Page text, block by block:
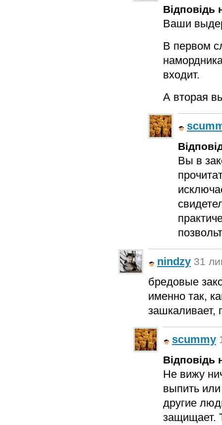
Відповідь
Ваши
В первом
входит.
А вторая
Вы в
nindzy 31
бредовые
именно так,
зашкаливает,
scummy
Відповідь
Не вижу
выпить
другие
защищает.